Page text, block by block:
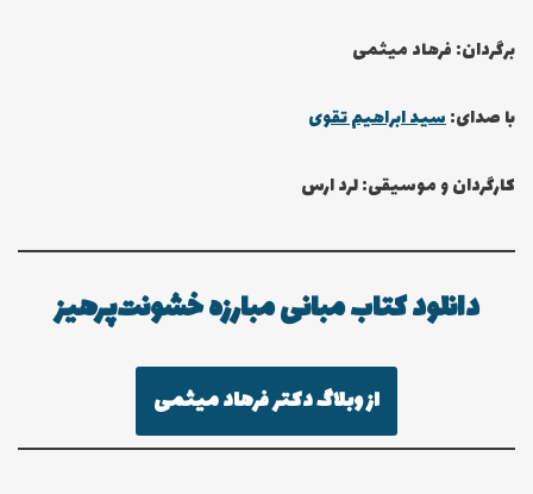
برگردان: فرهاد میثمی
با صدای:سید ابراهیم تقوی
کارگردان و موسیقی: لرد ارس
دانلود کتاب مبانی مبارزه خشونت‌پرهیز
از وبلاگ دکتر فرهاد میثمی